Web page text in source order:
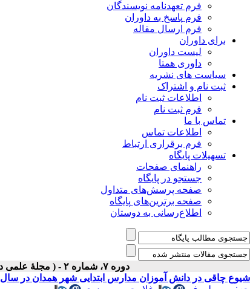
فرم تعهدنامه نویسندگان
فرم پاسخ به داوران
فرم ارسال مقاله
برای داوران
لیست داوران
داوری همتا
سیاست های نشریه
ثبت نام و اشتراک
اطلاعات ثبت نام
فرم ثبت نام
تماس با ما
اطلاعات تماس
فرم برقراری ارتباط
تسهیلات پایگاه
راهنمای صفحات
جستجو در پایگاه
صفحه پرسش‌های متداول
صفحه برترین‌های پایگاه
اطلاع‌رسانی به دوستان
دوره ۷، شماره ۲ - ( مجلۀ علمی دانشگاه علوم پزشکی همدان-تابستان ۱۳۷۹ )
شیوع چاقی در دانش آموزان مدارس ابتدایی شهر همدان در سال 1377